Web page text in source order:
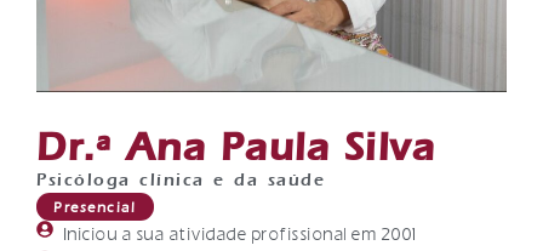
Dr.ª Ana Paula Silva
Psicóloga clínica e da saúde
Presencial
Iniciou a sua atividade profissional em 2001